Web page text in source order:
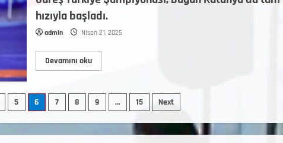
hızıyla başladı.
admin Nisan 21, 2025
Devamını oku
5 6 7 8 9 … 15 Next